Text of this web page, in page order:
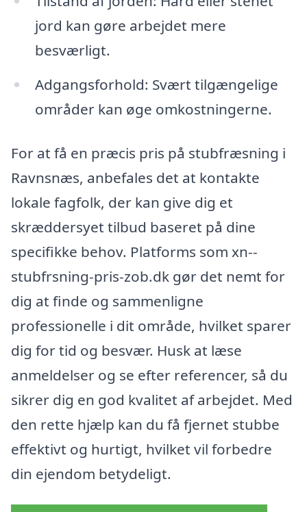
jord kan gøre arbejdet mere
besværligt.
Adgangsforhold: Svært tilgængelige
områder kan øge omkostningerne.
For at få en præcis pris på stubfræsning i
Ravnsnæs, anbefales det at kontakte
lokale fagfolk, der kan give dig et
skræddersyet tilbud baseret på dine
specifikke behov. Platforms som xn--
stubfrsning-pris-zob.dk gør det nemt for
dig at finde og sammenligne
professionelle i dit område, hvilket sparer
dig for tid og besvær. Husk at læse
anmeldelser og se efter referencer, så du
sikrer dig en god kvalitet af arbejdet. Med
den rette hjælp kan du få fjernet stubbe
effektivt og hurtigt, hvilket vil forbedre
din ejendom betydeligt.